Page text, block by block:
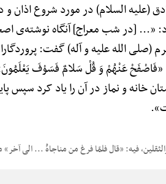
(علیه السلام) در مورد شروع اذان و
«... [در شب معراج] آنگاه نوشته‌ی
(صلی الله علیه و آله) گفت:
«فَاصْفَحْ عَنْهُمْ وَ قُلْ سَلامٌ فَسَوْفَ
و نماز در آن را یاد کرد سپس